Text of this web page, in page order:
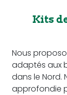
Kits
Nous
adaptés aux
dans le Nord.
approfondie